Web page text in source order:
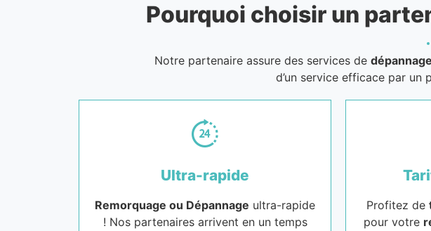
Pourquoi choisir un
Notre partenaire assure des services de dépannage
d’un service efficace par un
Ultra-rapide
Remorquage ou Dépannage ultra-rapide
! Nos partenaires arrivent en un temps
Profitez de
pour votre